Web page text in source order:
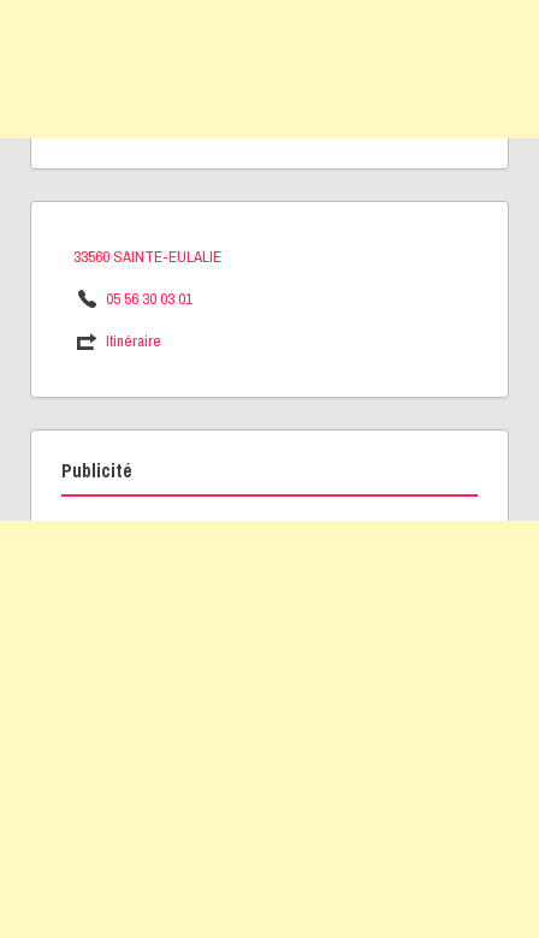
33560 SAINTE-EULALIE
05 56 30 03 01
Itinéraire
Publicité